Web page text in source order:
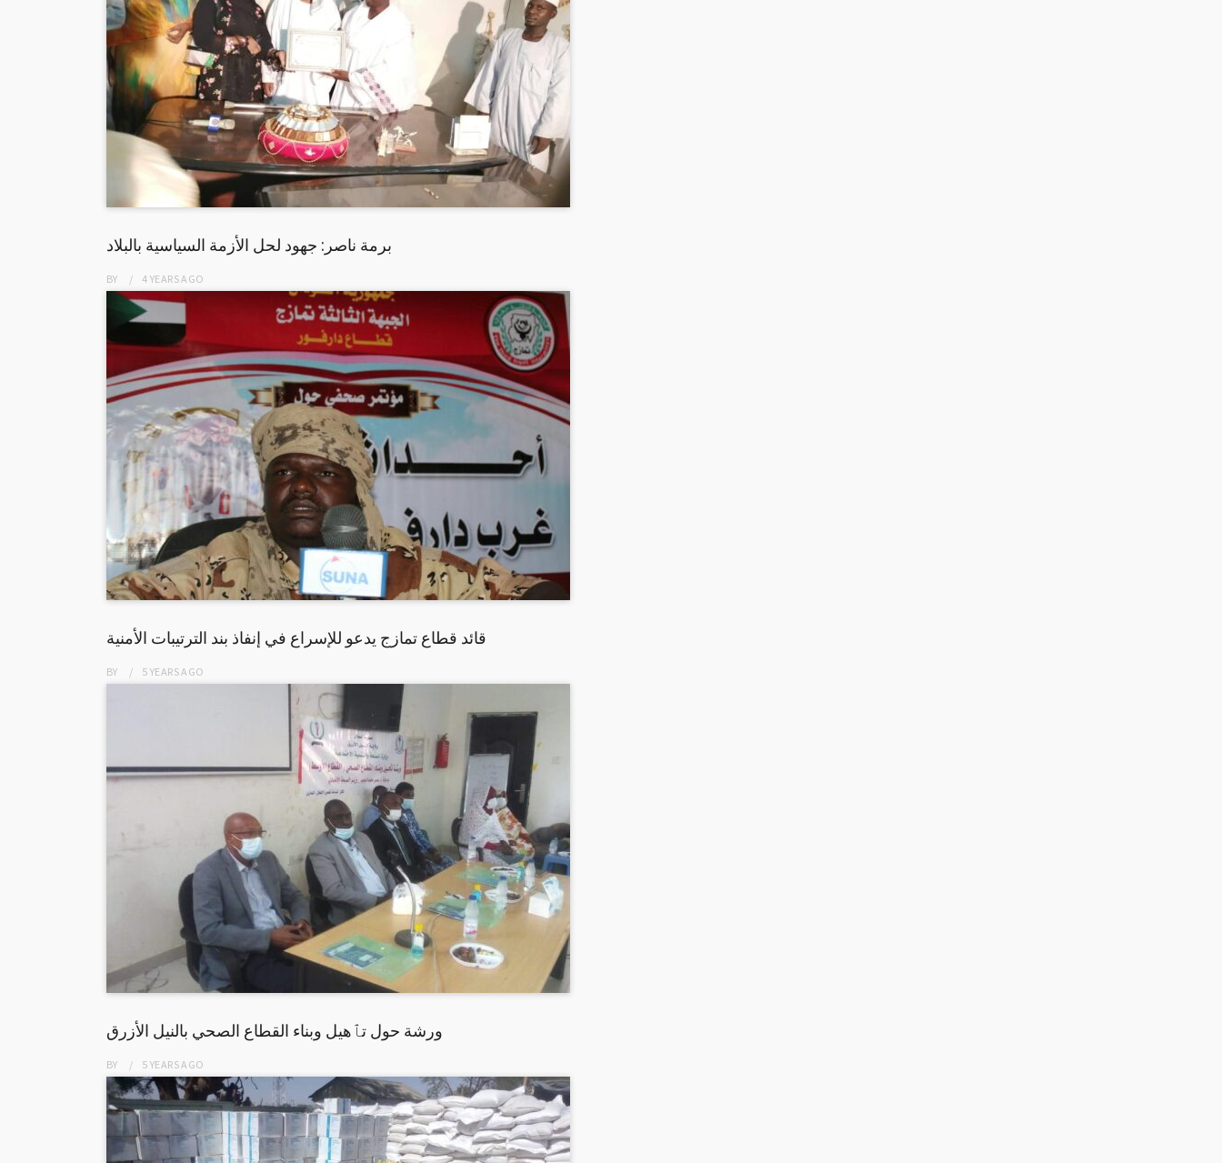
برمة ناصر: جهود لحل الأزمة السياسية بالبلاد
BY 4 YEARSAGO
قائد قطاع تمازج يدعو للإسراع في إنفاذ بند الترتيبات الأمنية
BY 5 YEARSAGO
ورشة حول تٱهيل وبناء القطاع الصحي بالنيل الأزرق
BY 5 YEARSAGO